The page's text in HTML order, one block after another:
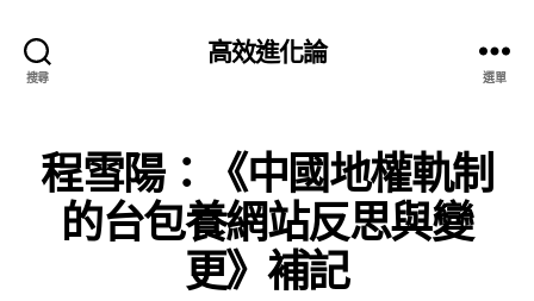
搜尋
高效進化論
選單
程雪陽：《中國地權軌制
的台包養網站反思與變
更》補記